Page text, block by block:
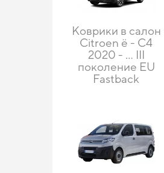
Коврики в салон
Citroen ë - C4
2020 - ... III
поколение EU
Fastback